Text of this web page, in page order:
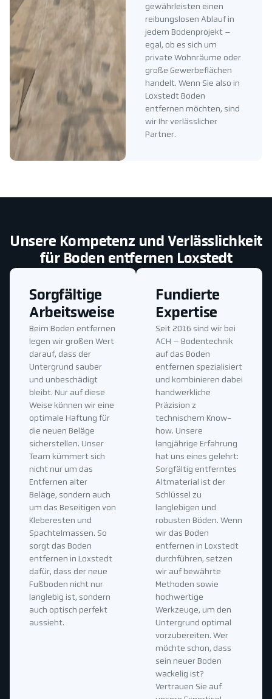
gewährleisten einen
reibungslosen Ablauf in
jedem Bodenprojekt –
egal, ob es sich um
private Wohnräume oder
große Gewerbeflächen
handelt. Wenn Sie also in
Loxstedt Boden
entfernen möchten, sind
wir Ihr verlässlicher
Partner.
Unsere Kompetenz und Verlässlichkeit
für Boden entfernen Loxstedt
Fundierte
Expertise
Seit 2016 sind wir bei
ACH – Bodentechnik
auf das Boden
entfernen spezialisiert
und kombinieren dabei
handwerkliche
Präzision z
technischem Know-
how. Unsere
langjährige Erfahrung
hat uns eines gelehrt:
Sorgfältig entferntes
Altmaterial ist der
Schlüssel zu
langlebigen und
robusten Böden. Wenn
wir das Boden
entfernen in Loxstedt
durchführen, setzen
wir auf bewährte
Methoden sowie
hochwertige
Werkzeuge, um den
Untergrund optimal
vorzubereiten. Wer
möchte schon, dass
sein neuer Boden
wackelig ist?
Vertrauen Sie auf
Sorgfältige
Arbeitsweise
Beim Boden entfernen
legen wir großen Wert
darauf, dass der
Untergrund sauber
und unbeschädigt
bleibt. Nur auf diese
Weise können wir eine
optimale Haftung für
die neuen Beläge
sicherstellen. Unser
Team kümmert sich
nicht nur um das
Entfernen alter
Beläge, sondern auch
um das Beseitigen von
Kleberesten und
Spachtelmassen. So
sorgt das Boden
entfernen in Loxstedt
dafür, dass der neue
Fußboden nicht nur
langlebig ist, sondern
auch optisch perfekt
aussieht.